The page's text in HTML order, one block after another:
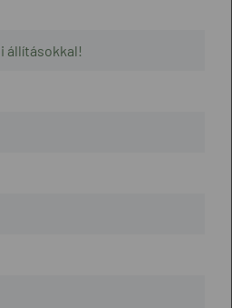
állításokkal!